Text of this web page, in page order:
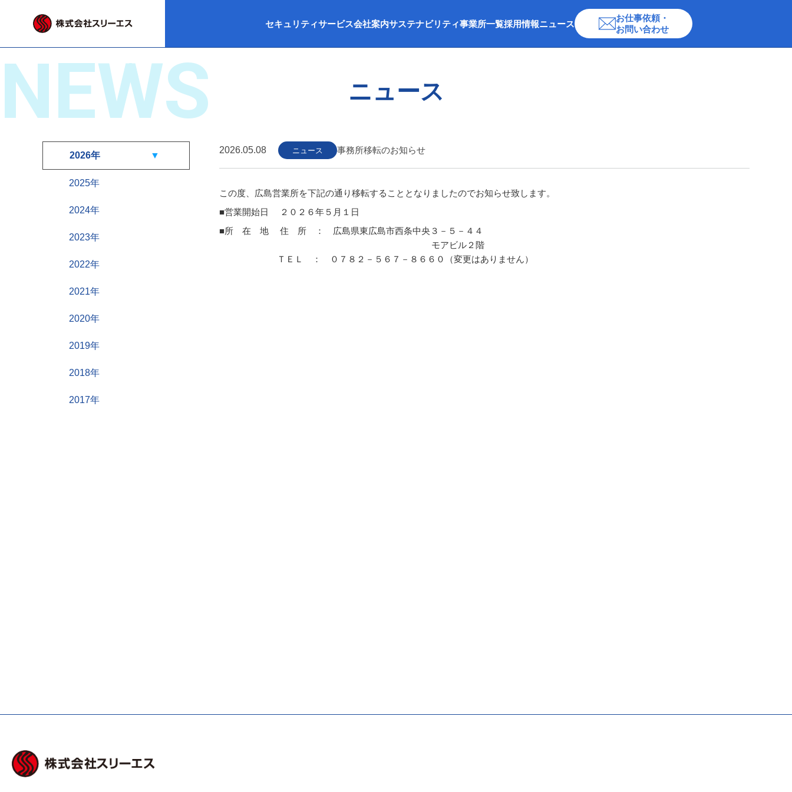
セキュリティサービス会社案内サステナビリティ事業所一覧採用情報ニュース
お仕事依頼・
お問い合わせ
NEWS ニュース
2026年
2025年
2024年
2023年
2022年
2021年
2020年
2019年
2018年
2017年
2026.05.08 ニュース 事務所移転のお知らせ
この度、広島営業所を下記の通り移転することとなりましたのでお知らせ致します。
■営業開始日 ２０２６年５月１日
■所 在 地 住 所 ： 広島県東広島市西条中央３－５－４４
モアビル２階
ＴＥＬ ： ０７８２－５６７－８６６０（変更はありません）